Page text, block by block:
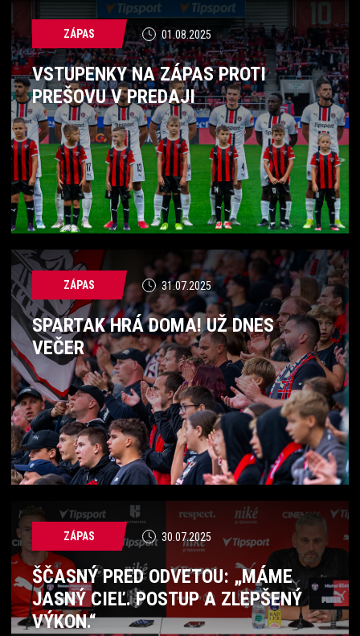
ZÁPAS 01.08.2025
VSTUPENKY NA ZÁPAS PROTI
PREŠOVU V PREDAJI
ZÁPAS 31.07.2025
SPARTAK HRÁ DOMA! UŽ DNES
VEČER
ZÁPAS 30.07.2025
ŠČASNÝ PRED ODVETOU: „MÁME
JASNÝ CIEĽ. POSTUP A ZLEPŠENÝ
VÝKON.“